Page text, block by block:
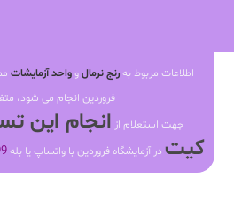
اطلاعات مربوط بهرنج نرمالو واحد آزمایشات
فروردین انجام می شود،
جهت استعلام از انجام این
کیت در آزمایشگاه فروردین با واتساپ یا بله